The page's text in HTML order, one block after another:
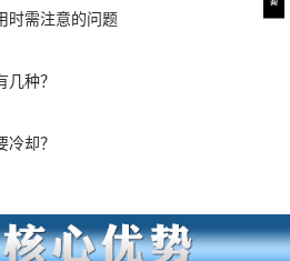
时需注意的问题
种？
却？